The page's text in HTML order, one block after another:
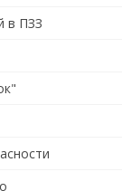
в ПЗЗ